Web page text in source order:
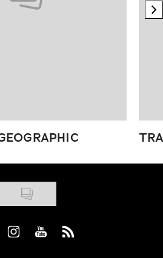
on Facebook
Visit us on Instagram
Visit us on Youtube
Visit us on Rss